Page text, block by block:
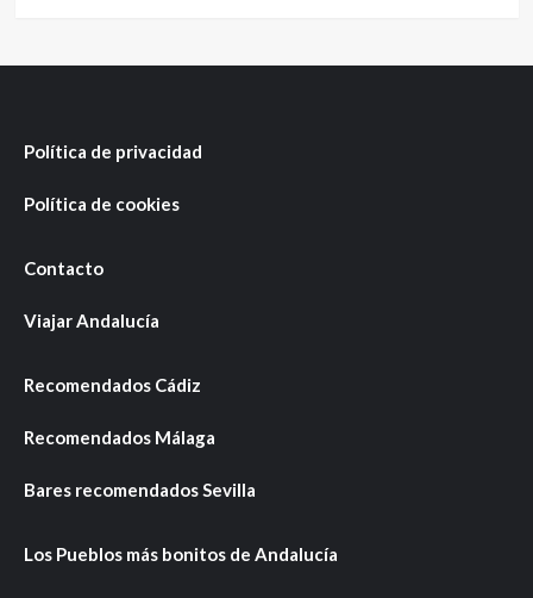
Política de privacidad
Política de cookies
Contacto
Viajar Andalucía
Recomendados Cádiz
Recomendados Málaga
Bares recomendados Sevilla
Los Pueblos más bonitos de Andalucía